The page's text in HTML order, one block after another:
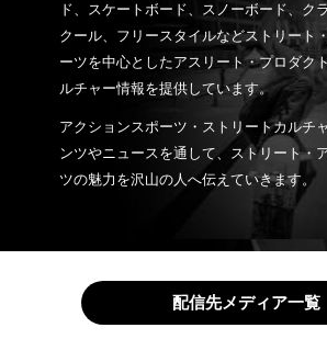
ド、スケートボード、スノーボード、ク
クール、フリースタイルなどストリート
ーツを中心としたアスリート・プロダク
ルチャー情報を提供しています。
アクションスポーツ・ストリートカルチ
ンツやニュースを通して、ストリート・
ツの魅力を沢山の人へ伝えていきます。
配信先メディア一覧